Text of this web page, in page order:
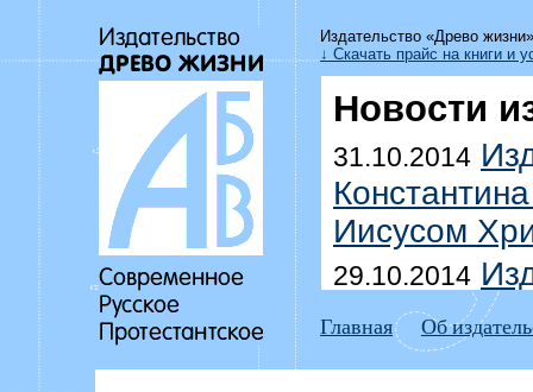
Издательство «Древо
↓ Скачать прайс на книги и
Новости
31.10.2014
Иисусом
29.10.2014
Уоммака
побеждать
Главная Об